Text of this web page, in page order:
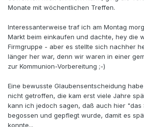
Monate mit wöchentlichen Treffen.
Interessanterweise traf ich am Montag
Markt beim einkaufen und dachte, hey die
Firmgruppe - aber es stellte sich nachher
länger her war, denn wir waren in einer
zur Kommunion-Vorbereitung ;-)
Eine bewusste Glaubensentscheidung
nicht getroffen, die kam erst viele Jahre
kann ich jedoch sagen, daß auch hier "das
begossen und gepflegt wurde, damit es
konnte...